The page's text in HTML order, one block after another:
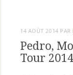
14 AOÛT 2014 PAR
Pedro,
Tour 2014